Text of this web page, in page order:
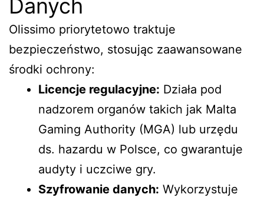
Danych
Olissimo priorytetowo traktuje
bezpieczeństwo, stosując zaawansowane
środki ochrony:
Licencje regulacyjne: Działa pod
nadzorem organów takich jak Malta
Gaming Authority (MGA) lub urzędu
ds. hazardu w Polsce, co gwarantuje
audyty i uczciwe gry.
Szyfrowanie danych: Wykorzystuje